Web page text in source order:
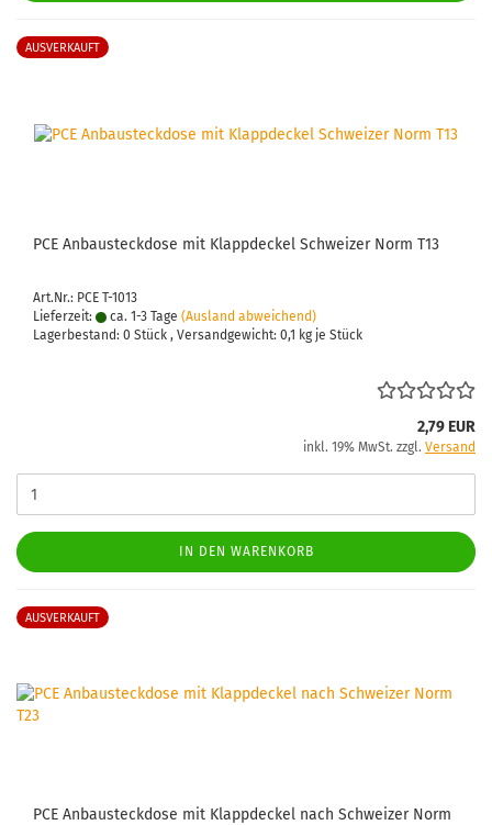
AUSVERKAUFT
PCE An­bau­steck­do­se mit Klapp­de­ckel Schwei­zer Norm T13
Art.Nr.: PCE T-1013
Lieferzeit:
ca. 1-3 Tage (Ausland abweichend)
Lagerbestand: 0 Stück , Versandgewicht: 0,1 kg je Stück
2,79 EUR
inkl. 19% MwSt. zzgl. Versand
IN DEN WARENKORB
AUSVERKAUFT
PCE An­bau­steck­do­se mit Klapp­de­ckel nach Schwei­zer Norm